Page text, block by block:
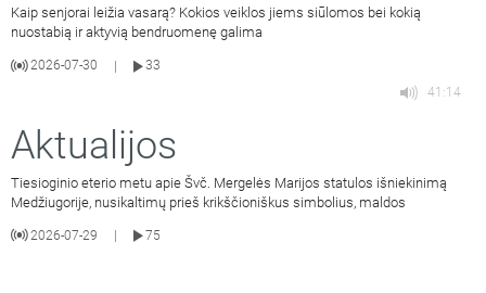
Kaip senjorai leižia vasarą? Kokios veiklos jiems siūlomos bei kokią
nuostabią ir aktyvią bendruomenę galima
2026-07-30
33
41:14
Aktualijos
Tiesioginio eterio metu apie Švč. Mergelės Marijos statulos išniekinimą
Medžiugorije, nusikaltimų prieš krikščioniškus simbolius, maldos
2026-07-29 75